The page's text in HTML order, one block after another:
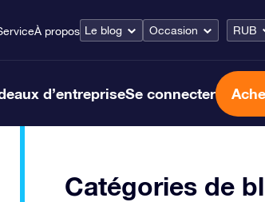
À propos Le blog Occasion RUB
d’entrepriseSe connecter
Catégories de